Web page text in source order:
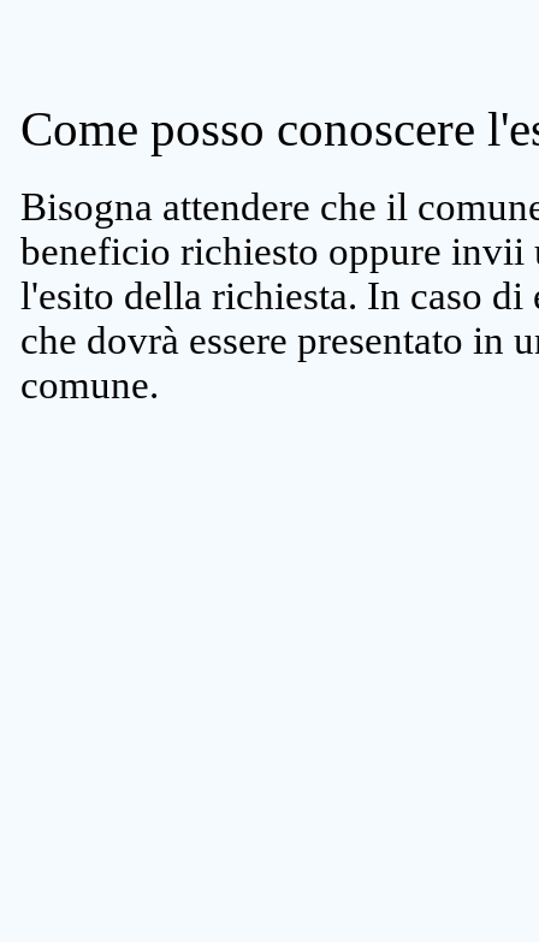
Come posso conoscere
Bisogna attendere che il
beneficio richiesto oppure invii
l'esito della richiesta. In caso
che dovrà essere presentato in
comune.